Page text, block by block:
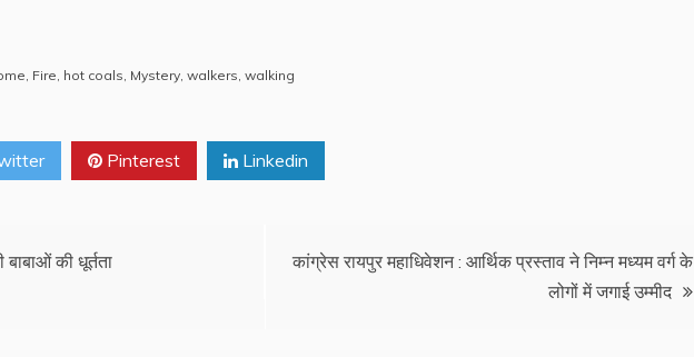
Fire hot coals Mystery walkers walking
Pinterest Linkedin
की धूर्तता
कांग्रेस रायपुर महाधिवेशन : आर्थिक प्रस्ताव ने निम्न मध्यम वर्ग के
लोगों में जगाई उम्मीद